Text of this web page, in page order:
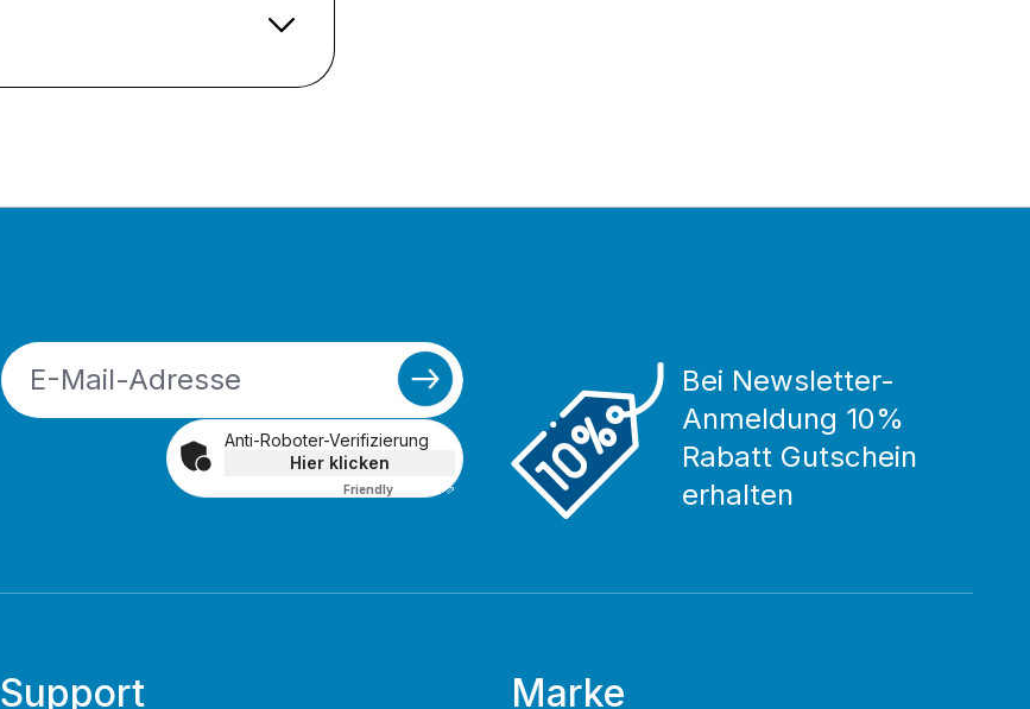
Anti-Roboter-Verifizierung
Hier klicken
FriendlyCaptcha ⇗
Bei Newsletter-
Anmeldung 10%
Rabatt Gutschein
erhalten
Support Marke